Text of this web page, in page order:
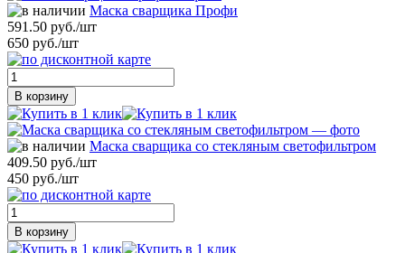
Маска сварщика Профи
591.50 руб./шт
650 руб./шт
В корзину
Маска сварщика со стекляным светофильтром
409.50 руб./шт
450 руб./шт
В корзину